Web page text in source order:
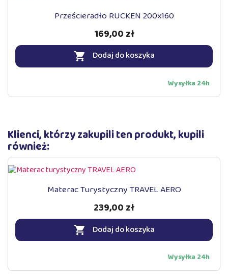
Prześcieradło RUCKEN 200x160
169,00 zł
 Dodaj do koszyka
Wysyłka 24h
Klienci, którzy zakupili ten produkt, kupili
również:
Materac Turystyczny TRAVEL AERO
239,00 zł
 Dodaj do koszyka
Wysyłka 24h